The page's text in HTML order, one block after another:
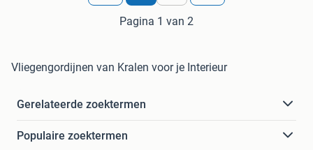
Pagina 1 van 2
Vliegengordijnen van Kralen voor je Interieur
Gerelateerde zoektermen
Populaire zoektermen